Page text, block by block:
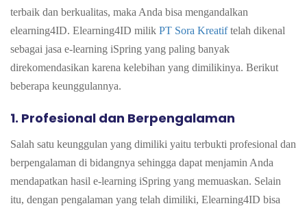
terbaik dan berkualitas, maka Anda bisa mengandalkan
elearning4ID. Elearning4ID milik PT Sora Kreatiftelah dikenal
sebagai jasa e-learning iSpring yang paling banyak
direkomendasikan karena kelebihan yang dimilikinya. Berikut
beberapa keunggulannya.
1. Profesional dan Berpengalaman
Salah satu keunggulan yang dimiliki yaitu terbukti profesional dan
berpengalaman di bidangnya sehingga dapat menjamin Anda
mendapatkan hasil e-learning iSpring yang memuaskan. Selain
itu, dengan pengalaman yang telah dimiliki, Elearning4ID bisa